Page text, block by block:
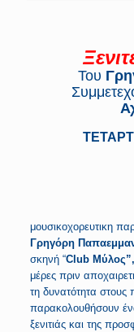
Του
μουσικοχορευτικη
Γρηγόρη
σκηνή “Club
μέρες πριν
τη δυνατότητα στους
παρακολουθήσουν
ξενιτιάς και της